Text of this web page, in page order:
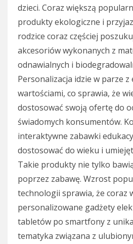
dzieci. Coraz większą
produkty ekologiczne i
rodzice coraz częściej
akcesoriów wykonanych z
odnawialnych i
Personalizacja idzie w parze
wartościami, co sprawia, że
dostosować swoją ofertę do
świadomych konsumentów.
interaktywne zabawki
dostosować do wieku i
Takie produkty nie tylko
poprzez zabawę. Wzrost
technologii sprawia, że coraz
personalizowane gadżety
tabletów po smartfony z
tematyka związana z